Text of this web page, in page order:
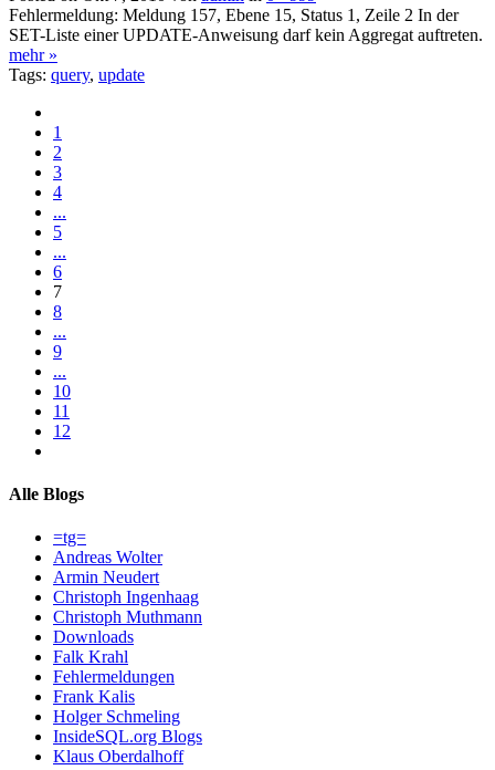
Fehlermeldung: Meldung 157, Ebene 15, Status 1, Zeile 2 In der
SET-Liste einer UPDATE-Anweisung darf kein Aggregat auftreten.
mehr »
Tags: query, update
1
2
3
4
...
5
...
6
7
8
...
9
...
10
11
12
Alle Blogs
=tg=
Andreas Wolter
Armin Neudert
Christoph Ingenhaag
Christoph Muthmann
Downloads
Falk Krahl
Fehlermeldungen
Frank Kalis
Holger Schmeling
InsideSQL.org Blogs
Klaus Oberdalhoff